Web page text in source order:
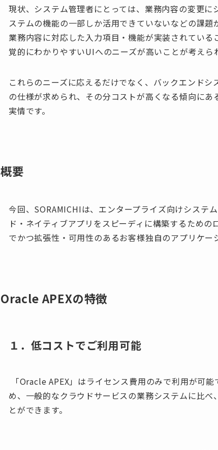
現状、システム管理者にとっては、業務内容の変更
ステムの機能の一部しか活用できていないなどの課
業務内容に対応した入力項目・機能が実装されてい
覚的にわかりやすいUIへのニーズが高いことが考えら
これらのニーズに応えるだけでなく、バックエンド
の仕様が求められ、その分コストが高くなる傾向に
実情です。
概要
今回、SORAMICHIは、エンタープライズ向けシステ
ド・ネイティブアプリをスピーディに構築するため
でかつ拡張性・可用性のあるお客様独自のアプリケー
Oracle APEXの特徴
１．低コストでご利用可能
「Oracle APEX」はライセンス費用のみで利用が可
め、一般的なクラウドサービスの業務システムに比
とができます。